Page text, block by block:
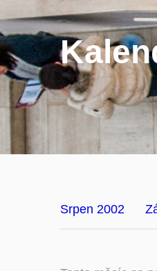
Srpen 2002